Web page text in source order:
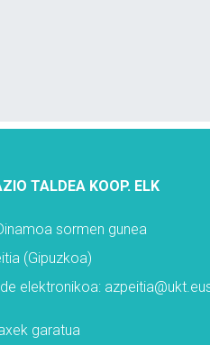
TALDEA KOOP. ELK
sormen gunea
(Gipuzkoa)
elektronikoa:
garatua